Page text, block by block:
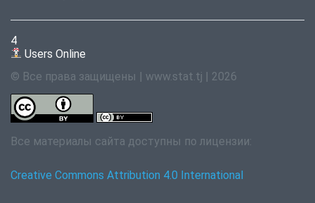
4
Users Online
© Все права защищены | www.stat.tj | 2026
Все материалы сайта доступны по лицензии:
Creative Commons Attribution 4.0 International